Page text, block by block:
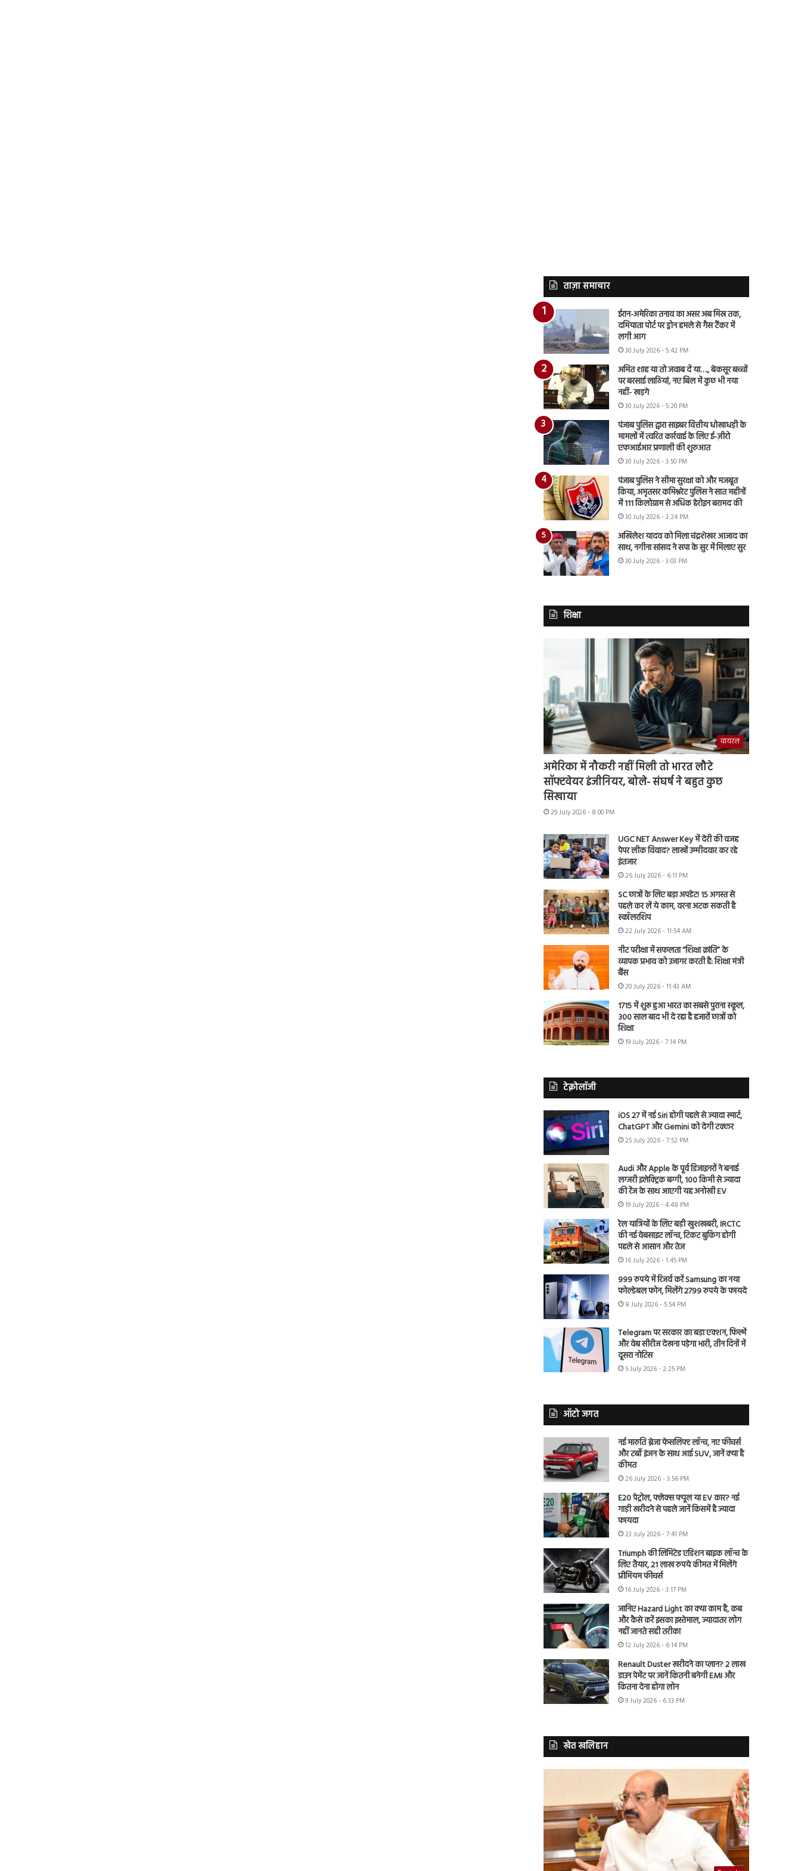
ताज़ा समाचार
ईरान-अमेरिका तनाव का असर अब मिस्र तक,
दमियाता पोर्ट पर ड्रोन हमले से गैस टैंकर में
लगी आग
30 July 2026 - 5:42 PM
अमित शाह या तो जवाब दें या…., बेकसूर बच्चों
पर बरसाई लाठियां, नए बिल में कुछ भी नया
नहीं- खड़गे
30 July 2026 - 5:20 PM
पंजाब पुलिस द्वारा साइबर वित्तीय धोखाधड़ी के
मामलों में त्वरित कार्रवाई के लिए ई-ज़ीरो
एफआईआर प्रणाली की शुरुआत
30 July 2026 - 3:50 PM
पंजाब पुलिस ने सीमा सुरक्षा को और मजबूत
किया, अमृतसर कमिश्नरेट पुलिस ने सात महीनों
में 111 किलोग्राम से अधिक हेरोइन बरामद की
30 July 2026 - 3:24 PM
अखिलेश यादव को मिला चंद्रशेखर आजाद का
साथ, नगीना सांसद ने सपा के सुर में मिलाए सुर
30 July 2026 - 3:03 PM
शिक्षा
वायरल
अमेरिका में नौकरी नहीं मिली तो भारत लौटे
सॉफ्टवेयर इंजीनियर, बोले- संघर्ष ने बहुत कुछ
सिखाया
29 July 2026 - 8:00 PM
UGC NET Answer Key में देरी की वजह
पेपर लीक विवाद? लाखों उम्मीदवार कर रहे
इंतजार
26 July 2026 - 6:11 PM
SC छात्रों के लिए बड़ा अपडेट! 15 अगस्त से
पहले कर लें ये काम, वरना अटक सकती है
स्कॉलरशिप
22 July 2026 - 11:54 AM
नीट परीक्षा में सफलता “शिक्षा क्रांति” के
व्यापक प्रभाव को उजागर करती है: शिक्षा मंत्री
बैंस
20 July 2026 - 11:43 AM
1715 में शुरू हुआ भारत का सबसे पुराना स्कूल,
300 साल बाद भी दे रहा है हजारों छात्रों को
शिक्षा
19 July 2026 - 7:14 PM
टेक्नोलॉजी
iOS 27 में नई Siri होगी पहले से ज्यादा स्मार्ट,
ChatGPT और Gemini को देगी टक्कर
25 July 2026 - 7:52 PM
Audi और Apple के पूर्व डिजाइनरों ने बनाई
लग्जरी इलेक्ट्रिक बग्गी, 100 किमी से ज्यादा
की रेंज के साथ आएगी यह अनोखी EV
19 July 2026 - 4:48 PM
रेल यात्रियों के लिए बड़ी खुशखबरी, IRCTC
की नई वेबसाइट लॉन्च, टिकट बुकिंग होगी
पहले से आसान और तेज
16 July 2026 - 1:45 PM
999 रुपये में रिजर्व करें Samsung का नया
फोल्डेबल फोन, मिलेंगे 2799 रुपये के फायदे
8 July 2026 - 5:54 PM
Telegram पर सरकार का बड़ा एक्शन, फिल्में
और वेब सीरीज देखना पड़ेगा भारी, तीन दिनों में
दूसरा नोटिस
5 July 2026 - 2:25 PM
ऑटो जगत
नई मारुति ब्रेजा फेसलिफ्ट लॉन्च, नए फीचर्स
और टर्बो इंजन के साथ आई SUV, जानें क्या है
कीमत
26 July 2026 - 3:56 PM
E20 पेट्रोल, फ्लेक्स फ्यूल या EV कार? नई
गाड़ी खरीदने से पहले जानें किसमें है ज्यादा
फायदा
23 July 2026 - 7:41 PM
Triumph की लिमिटेड एडिशन बाइक लॉन्च के
लिए तैयार, 21 लाख रुपये कीमत में मिलेंगे
प्रीमियम फीचर्स
16 July 2026 - 3:17 PM
जानिए Hazard Light का क्या काम है, कब
और कैसे करें इसका इस्तेमाल, ज्यादातर लोग
नहीं जानते सही तरीका
12 July 2026 - 6:14 PM
Renault Duster खरीदने का प्लान? 2 लाख
डाउन पेमेंट पर जानें कितनी बनेगी EMI और
कितना देना होगा लोन
9 July 2026 - 6:33 PM
खेत खलिहान